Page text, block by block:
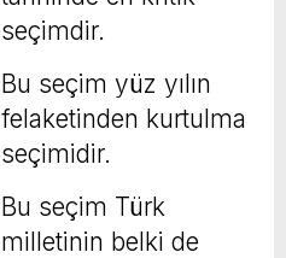
seçimdir.
Bu seçim yüz yılın
felaketinden kurtulma
seçimidir.
Bu seçim Türk
milletinin belki de